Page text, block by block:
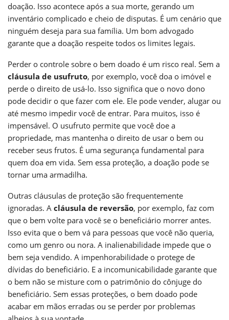
doação. Isso acontece após a sua morte, gerando um
inventário complicado e cheio de disputas. É um cenário que
ninguém deseja para sua família. Um bom advogado
garante que a doação respeite todos os limites legais.
Perder o controle sobre o bem doado é um risco real. Sem a
cláusula de usufruto, por exemplo, você doa o imóvel e
perde o direito de usá-lo. Isso significa que o novo dono
pode decidir o que fazer com ele. Ele pode vender, alugar ou
até mesmo impedir você de entrar. Para muitos, isso é
impensável. O usufruto permite que você doe a
propriedade, mas mantenha o direito de usar o bem ou
receber seus frutos. É uma segurança fundamental para
quem doa em vida. Sem essa proteção, a doação pode se
tornar uma armadilha.
Outras cláusulas de proteção são frequentemente
ignoradas. A cláusula de reversão, por exemplo, faz com
que o bem volte para você se o beneficiário morrer antes.
Isso evita que o bem vá para pessoas que você não queria,
como um genro ou nora. A inalienabilidade impede que o
bem seja vendido. A impenhorabilidade o protege de
dívidas do beneficiário. E a incomunicabilidade garante que
o bem não se misture com o patrimônio do cônjuge do
beneficiário. Sem essas proteções, o bem doado pode
acabar em mãos erradas ou se perder por problemas